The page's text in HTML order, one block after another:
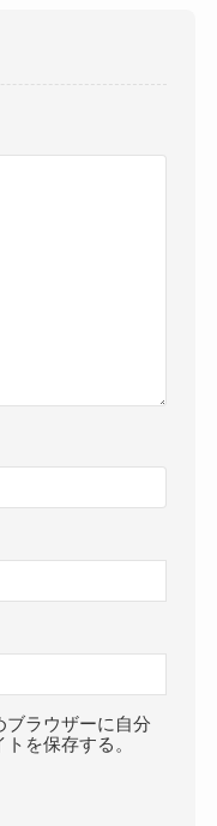
ブラウザーに自分
を保存する。